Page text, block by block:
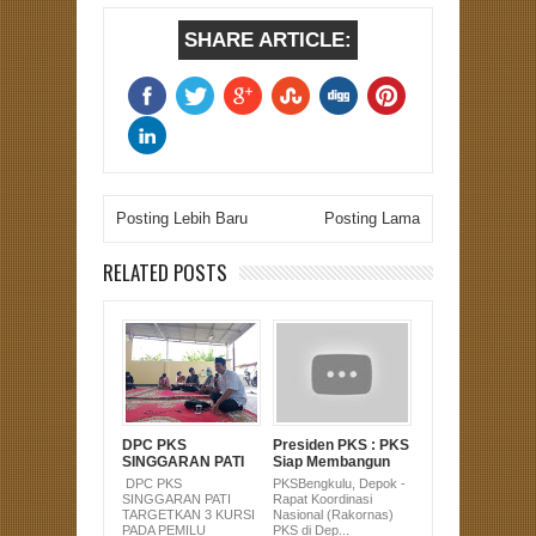
SHARE ARTICLE:
Posting Lebih Baru Posting Lama
RELATED POSTS
DPC PKS
SINGGARAN PATI
TARGETKAN 3
KURSI PADA
PEMILU 2024
DPC PKS
SINGGARAN PATI
TARGETKAN 3 KURSI
PADA PEMILU
Presiden PKS : PKS
Siap Membangun
Indonesia yang
Modern.
PKSBengkulu, Depok -
Rapat Koordinasi
Nasional (Rakornas)
PKS di Dep...